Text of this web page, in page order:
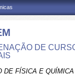
DE
DE FÍSICA E QUÍMICA